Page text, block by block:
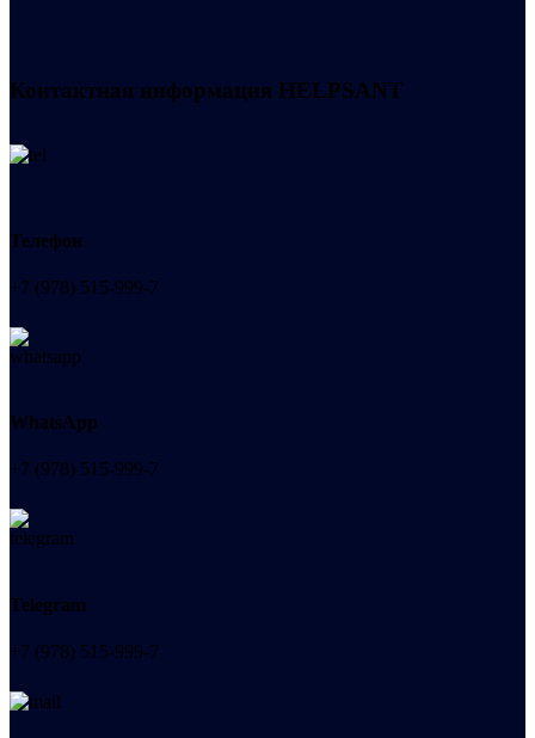
Контактная информация HELPSANT
Телефон
+7 (978) 515-999-7
WhatsApp
+7 (978) 515-999-7
Telegram
+7 (978) 515-999-7